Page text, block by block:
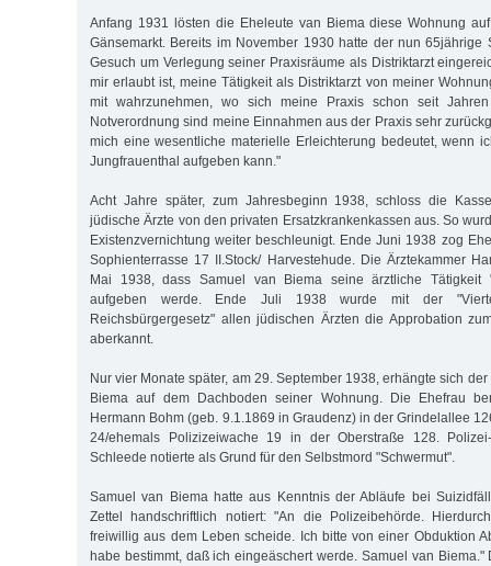
Anfang 1931 lösten die Eheleute van Biema diese Wohnung
Gänsemarkt. Bereits im November 1930 hatte der nun 65jährige
Gesuch um Verlegung seiner Praxisräume als Distriktarzt
mir erlaubt ist, meine Tätigkeit als Distriktarzt von meiner
mit wahrzunehmen, wo sich meine Praxis schon seit
Notverordnung sind meine Einnahmen aus der Praxis sehr
mich eine wesentliche materielle Erleichterung bedeutet, wenn
Jungfrauenthal aufgeben kann."
Acht Jahre später, zum Jahresbeginn 1938, schloss die
jüdische Ärzte von den privaten Ersatzkrankenkassen aus. So
Existenzvernichtung weiter beschleunigt. Ende Juni 1938 zog
Sophienterrasse 17 II.Stock/ Harvestehude. Die Ärztekammer
Mai 1938, dass Samuel van Biema seine ärztliche Tätigkeit
aufgeben werde. Ende Juli 1938 wurde mit der
Reichsbürgergesetz" allen jüdischen Ärzten die Approbation
aberkannt.
Nur vier Monate später, am 29. September 1938, erhängte sich
Biema auf dem Dachboden seiner Wohnung. Die Ehefrau
Hermann Bohm (geb. 9.1.1869 in Graudenz) in der Grindelallee
24/ehemals Polizizeiwache 19 in der Oberstraße 128. Polizei-
Schleede notierte als Grund für den Selbstmord "Schwermut".
Samuel van Biema hatte aus Kenntnis der Abläufe bei
Zettel handschriftlich notiert: "An die Polizeibehörde.
freiwillig aus dem Leben scheide. Ich bitte von einer Obduktion
habe bestimmt, daß ich eingeäschert werde. Samuel van Biema."